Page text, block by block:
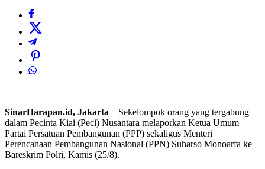
SinarHarapan.id, Jakarta – Sekelompok orang yang tergabung
dalam Pecinta Kiai (Peci) Nusantara melaporkan Ketua Umum
Partai Persatuan Pembangunan (PPP) sekaligus Menteri
Perencanaan Pembangunan Nasional (PPN) Suharso Monoarfa ke
Bareskrim Polri, Kamis (25/8).